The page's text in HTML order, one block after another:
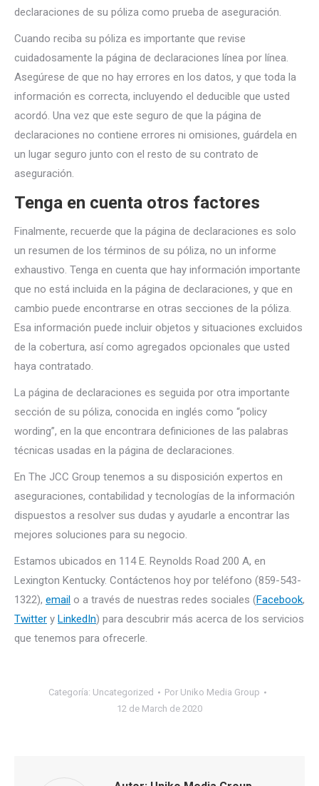
declaraciones de su póliza como prueba de aseguración.
Cuando reciba su póliza es importante que revise
cuidadosamente la página de declaraciones línea por línea.
Asegúrese de que no hay errores en los datos, y que toda la
información es correcta, incluyendo el deducible que usted
acordó. Una vez que este seguro de que la página de
declaraciones no contiene errores ni omisiones, guárdela en
un lugar seguro junto con el resto de su contrato de
aseguración.
Tenga en cuenta otros factores
Finalmente, recuerde que la página de declaraciones es solo
un resumen de los términos de su póliza, no un informe
exhaustivo. Tenga en cuenta que hay información importante
que no está incluida en la página de declaraciones, y que en
cambio puede encontrarse en otras secciones de la póliza.
Esa información puede incluir objetos y situaciones excluidos
de la cobertura, así como agregados opcionales que usted
haya contratado.
La página de declaraciones es seguida por otra importante
sección de su póliza, conocida en inglés como “policy
wording”, en la que encontrara definiciones de las palabras
técnicas usadas en la página de declaraciones.
En The JCC Group tenemos a su disposición expertos en
aseguraciones, contabilidad y tecnologías de la información
dispuestos a resolver sus dudas y ayudarle a encontrar las
mejores soluciones para su negocio.
Estamos ubicados en 114 E. Reynolds Road 200 A, en
Lexington Kentucky. Contáctenos hoy por teléfono (859-543-
1322), email o a través de nuestras redes sociales (Facebook,
Twitter y LinkedIn) para descubrir más acerca de los servicios
que tenemos para ofrecerle.
Categoría: Uncategorized Por Uniko Media Group
12 de March de 2020